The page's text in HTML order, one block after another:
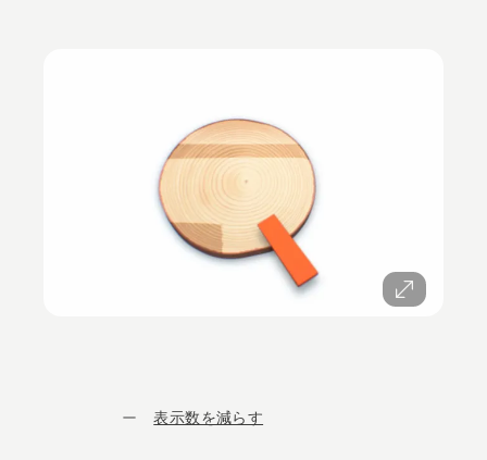
表示数を減らす